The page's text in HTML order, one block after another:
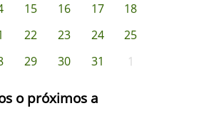
15 16 17
18
22 23 24
25
29 30 31 1
o próximos a